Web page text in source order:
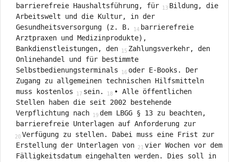
barrierefreie Haushaltsführung, für
Bildung, die
Arbeitswelt und die Kultur, in der
Gesundheitsversorgung (z. B.
barrierefreie
Arztpraxen und Medizinprodukte),
Bankdienstleistungen, den
Zahlungsverkehr, den
Onlinehandel und für bestimmte
Selbstbedienungsterminals
oder E-Books. Der
Zugang zu allgemeinen technischen Hilfsmitteln
muss kostenlos
sein.
• Alle öffentlichen
Stellen haben die seit 2002 bestehende
Verpflichtung nach
dem LBGG § 13 zu beachten,
barrierefreie Unterlagen auf Anforderung zur
Verfügung zu stellen. Dabei muss eine Frist zur
Erstellung der Unterlagen von
vier Wochen vor dem
Fälligkeitsdatum eingehalten werden. Dies soll in